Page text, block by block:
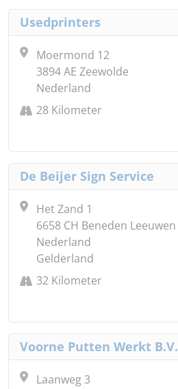
Usedprinters
Moermond 12
3894 AE Zeewolde
Nederland
28 Kilometer
De Beijer Sign Service
Het Zand 1
6658 CH Beneden Leeuwen
Nederland
Gelderland
32 Kilometer
Voorne Putten Werkt B.V.
Laanweg 3